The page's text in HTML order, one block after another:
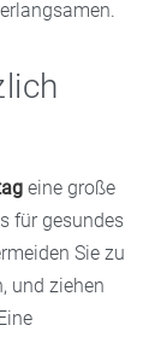
eine große
für gesundes
Sie zu
und ziehen